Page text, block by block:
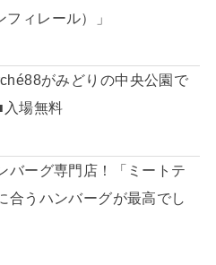
フィレール）」
がみどりの中央公園で
場無料
バーグ専門店！「ミートテ
合うハンバーグが最高でし